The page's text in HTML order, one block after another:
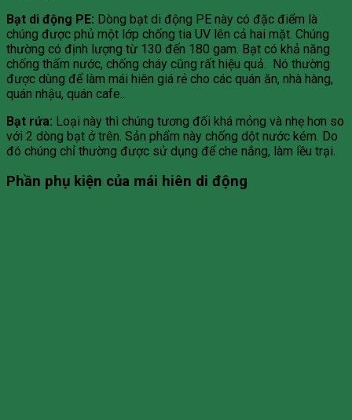
Bạt di động PE: Dòng bạt di động PE này có đặc điểm là
chúng được phủ một lớp chống tia UV lên cả hai mặt. Chúng
thường có định lượng từ 130 đến 180 gam. Bạt có khả năng
chống thấm nước, chống cháy cũng rất hiệu quả. Nó thường
được dùng để làm mái hiên giá rẻ cho các quán ăn, nhà hàng,
quán nhậu, quán cafe..
Bạt rứa: Loại này thì chúng tương đối khá mỏng và nhẹ hơn so
với 2 dòng bạt ở trên. Sản phẩm này chống dột nước kém. Do
đó chúng chỉ thường được sử dụng để che nắng, làm lều trại.
Phần phụ kiện của mái hiên di động